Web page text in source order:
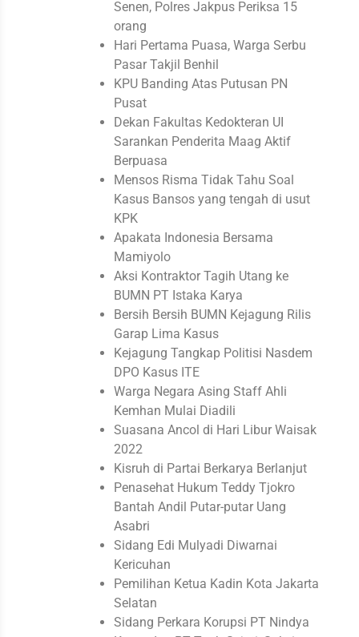
Senen, Polres Jakpus Periksa 15
orang
Hari Pertama Puasa, Warga Serbu
Pasar Takjil Benhil
KPU Banding Atas Putusan PN
Pusat
Dekan Fakultas Kedokteran UI
Sarankan Penderita Maag Aktif
Berpuasa
Mensos Risma Tidak Tahu Soal
Kasus Bansos yang tengah di usut
KPK
Apakata Indonesia Bersama
Mamiyolo
Aksi Kontraktor Tagih Utang ke
BUMN PT Istaka Karya
Bersih Bersih BUMN Kejagung Rilis
Garap Lima Kasus
Kejagung Tangkap Politisi Nasdem
DPO Kasus ITE
Warga Negara Asing Staff Ahli
Kemhan Mulai Diadili
Suasana Ancol di Hari Libur Waisak
2022
Kisruh di Partai Berkarya Berlanjut
Penasehat Hukum Teddy Tjokro
Bantah Andil Putar-putar Uang
Asabri
Sidang Edi Mulyadi Diwarnai
Kericuhan
Pemilihan Ketua Kadin Kota Jakarta
Selatan
Sidang Perkara Korupsi PT Nindya